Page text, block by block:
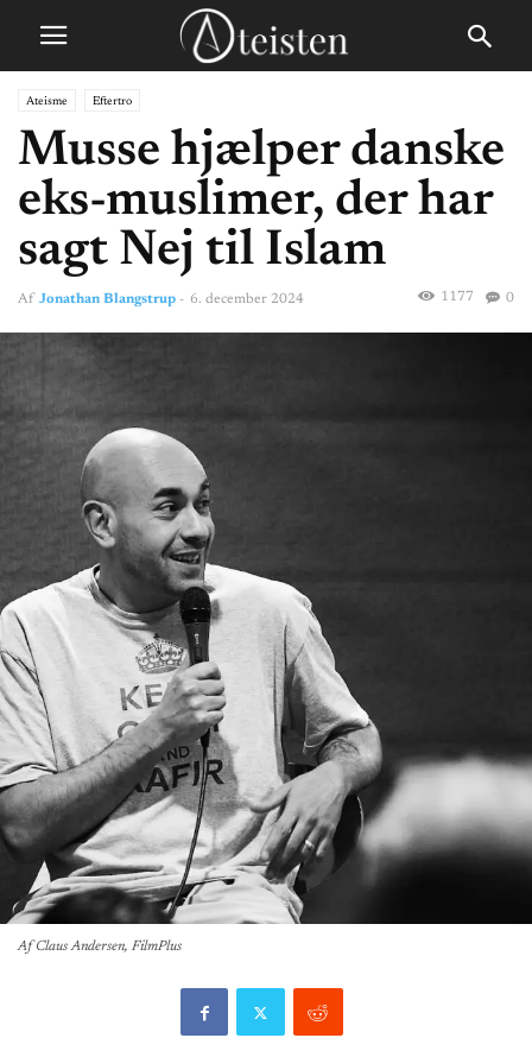
Ateisme Eftertro
Musse hjælper danske
eks-muslimer, der har
sagt Nej til Islam
Af Jonathan Blangstrup - 6. december 2024 0
1177
Af Claus Andersen, FilmPlus